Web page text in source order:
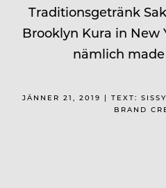
Traditionsgetränk
Brooklyn Kura in New
nämlich
JÄNNER 21, 2019 | TEXT:
BRAND